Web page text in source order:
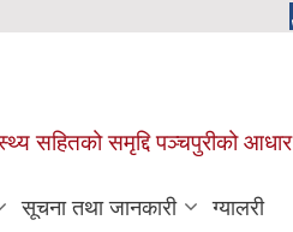
सहितको समृद्दि पञ्चपुरीको आधार
सूचना तथा जानकारी ग्यालरी